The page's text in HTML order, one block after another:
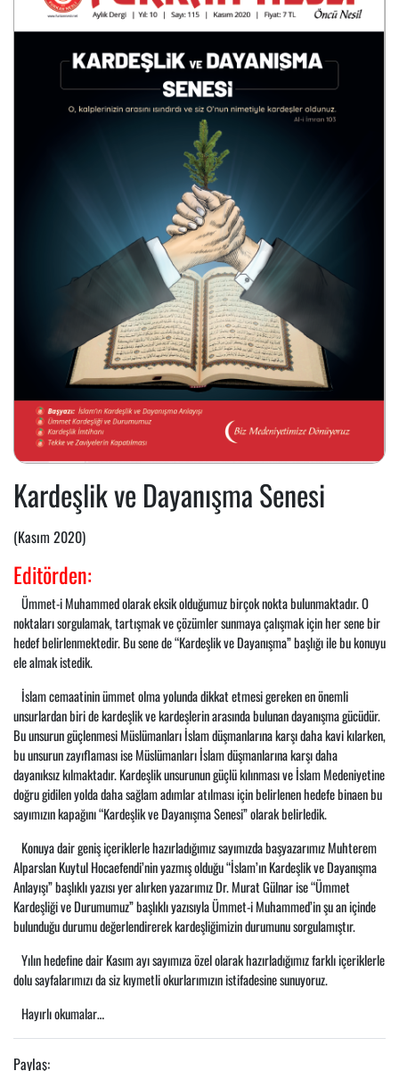
Kardeşlik ve Dayanışma Senesi
(Kasım 2020)
Editörden:
Ümmet-i Muhammed olarak eksik olduğumuz birçok nokta bulunmaktadır. O
noktaları sorgulamak, tartışmak ve çözümler sunmaya çalışmak için her sene bir
hedef belirlenmektedir. Bu sene de “Kardeşlik ve Dayanışma” başlığı ile bu konuyu
ele almak istedik.
İslam cemaatinin ümmet olma yolunda dikkat etmesi gereken en önemli
unsurlardan biri de kardeşlik ve kardeşlerin arasında bulunan dayanışma gücüdür.
Bu unsurun güçlenmesi Müslümanları İslam düşmanlarına karşı daha kavi kılarken,
bu unsurun zayıflaması ise Müslümanları İslam düşmanlarına karşı daha
dayanıksız kılmaktadır. Kardeşlik unsurunun güçlü kılınması ve İslam Medeniyetine
doğru gidilen yolda daha sağlam adımlar atılması için belirlenen hedefe binaen bu
sayımızın kapağını “Kardeşlik ve Dayanışma Senesi” olarak belirledik.
Konuya dair geniş içeriklerle hazırladığımız sayımızda başyazarımız Muhterem
Alparslan Kuytul Hocaefendi’nin yazmış olduğu “İslam’ın Kardeşlik ve Dayanışma
Anlayışı” başlıklı yazısı yer alırken yazarımız Dr. Murat Gülnar ise “Ümmet
Kardeşliği ve Durumumuz” başlıklı yazısıyla Ümmet-i Muhammed’in şu an içinde
bulunduğu durumu değerlendirerek kardeşliğimizin durumunu sorgulamıştır.
Yılın hedefine dair Kasım ayı sayımıza özel olarak hazırladığımız farklı içeriklerle
dolu sayfalarımızı da siz kıymetli okurlarımızın istifadesine sunuyoruz.
Hayırlı okumalar…
Paylaş: